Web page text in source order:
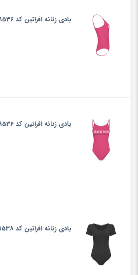
بادی زنانه افراتین کد 9536 رنگ سرخابی
بادی زنانه افراتین کد 9536 رنگ سرخابی
بادی زنانه افراتین کد 9538 رنگ مشکی